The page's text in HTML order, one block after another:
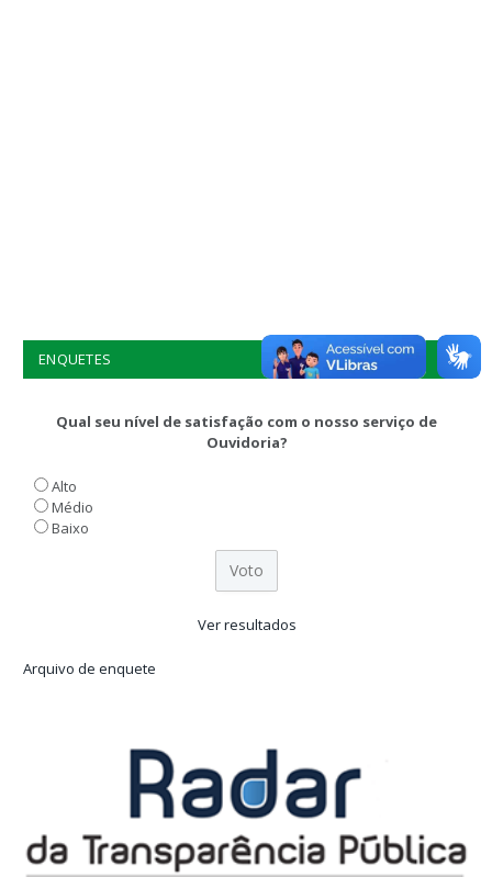
ENQUETES
Qual seu nível de satisfação com o nosso serviço de
Ouvidoria?
Alto
Médio
Baixo
Ver resultados
Arquivo de enquete